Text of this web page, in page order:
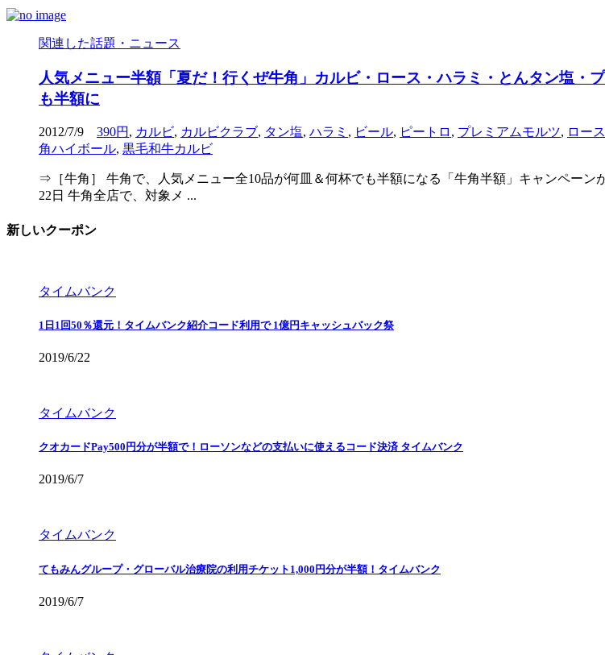
関連した話題・ニュース
人気メニュー半額「夏だ！行くぜ牛角」カルビ・ロース・ハラミ・とんタン塩
も半額に
2012/7/9 390円 , カルビ, カルビクラブ, タン塩, ハラミ , ビール, ピートロ , プレミアムモルツ, ロース
角ハイボール, 黒毛和牛カルビ
⇒［牛角］ 牛角で、人気メニュー全10品が何皿＆何杯でも半額になる「牛角半額」キャンペーン
22日 牛角全店で、対象メ ...
新しいクーポン
タイムバンク
1日1回50％還元！タイムバンク紹介コード利用で 1億円キャッシュバック祭
2019/6/22
タイムバンク
クオカードPay500円分が半額で！ローソンなどの支払いに使えるコード決済 タイムバンク
2019/6/7
タイムバンク
てもみんグループ・グローバル治療院の利用チケット1,000円分が半額！タイムバンク
2019/6/7